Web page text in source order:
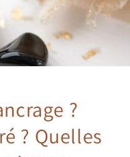
?
? Quelles